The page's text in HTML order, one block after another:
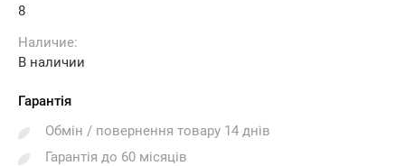
8
Наличие:
В наличии
Гарантія
Обмін / повернення товару 14 днів
Гарантія до 60 місяців